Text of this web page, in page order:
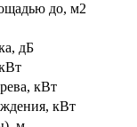
до, м2
дБ
кВт
кВт